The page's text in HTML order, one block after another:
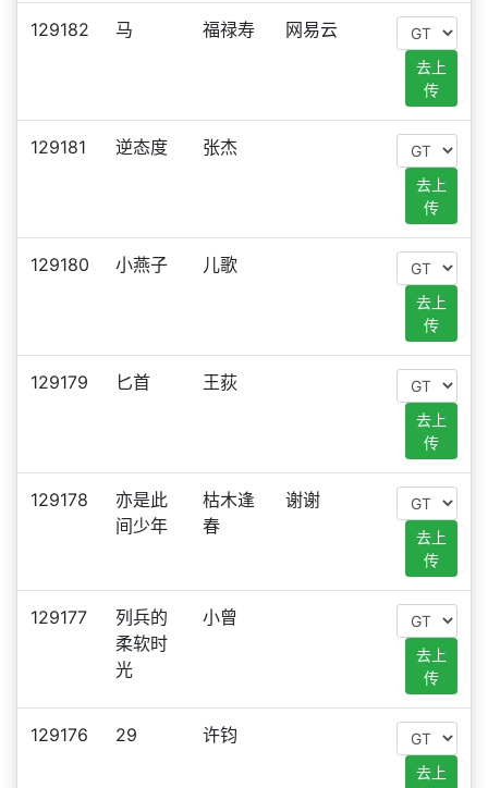
129182 马 福禄寿 网易云
去上
传
129181 逆态度 张杰
去上
传
129180 小燕子 儿歌
去上
传
129179 匕首 王荻
去上
传
129178
亦是此
间少年
枯木逢
春
谢谢
去上
传
129177
列兵的
柔软时
光
小曾
去上
传
129176 29 许钧
去上